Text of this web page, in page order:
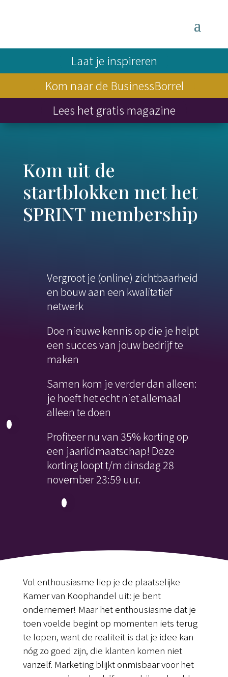
Laat je inspireren
Kom naar de BusinessBorrel
Lees het gratis magazine
Kom uit de
startblokken met het
SPRINT membership
Vergroot je (online) zichtbaarheid
en bouw aan een kwalitatief
netwerk
Doe nieuwe kennis op die je helpt
een succes van jouw bedrijf te
maken
Samen kom je verder dan alleen:
je hoeft het echt niet allemaal
alleen te doen
Profiteer nu van 35% korting op
een jaarlidmaatschap! Deze
korting loopt t/m dinsdag 28
november 23:59 uur.
Vol enthousiasme liep je de plaatselijke
Kamer van Koophandel uit: je bent
ondernemer! Maar het enthousiasme dat je
toen voelde begint op momenten iets terug
te lopen, want de realiteit is dat je idee kan
nóg zo goed zijn, die klanten komen niet
vanzelf. Marketing blijkt onmisbaar voor het